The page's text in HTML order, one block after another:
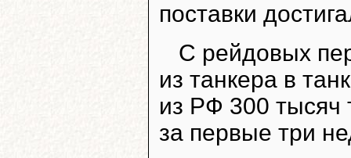
поставки
С рейдовых
из танкера в
из РФ 300 тысяч
за первые три